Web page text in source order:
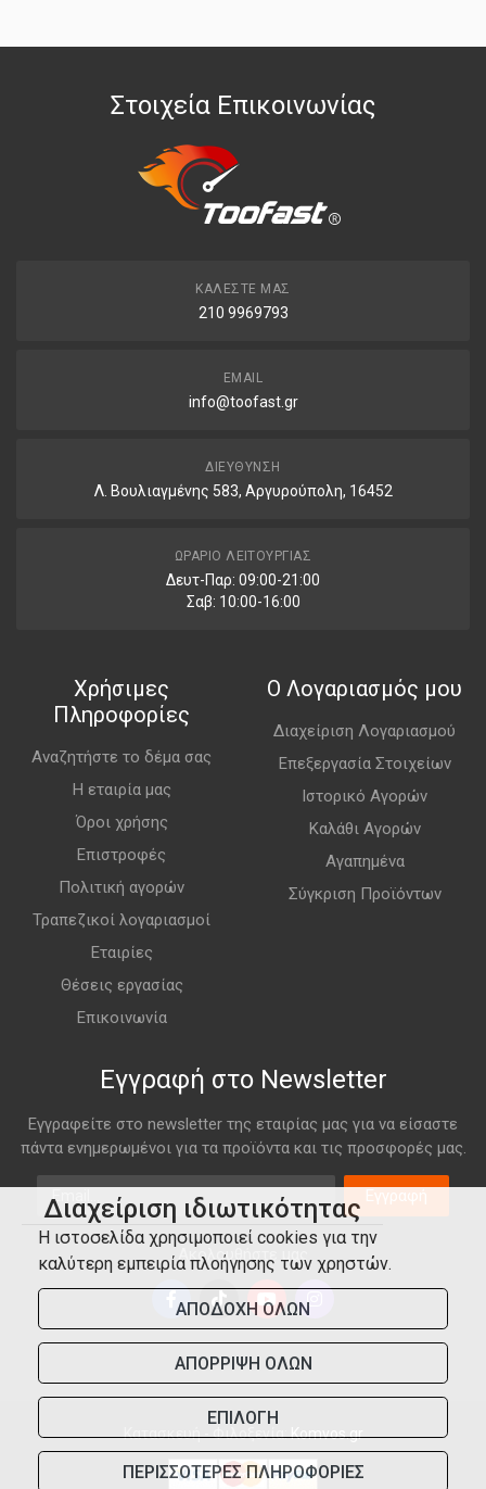
Στοιχεία Επικοινωνίας
ΚΑΛΈΣΤΕ ΜΑΣ
210 9969793
EMAIL
info@toofast.gr
ΔΙΕΎΘΥΝΣΗ
Λ. Βουλιαγμένης 583, Αργυρούπολη, 16452
ΩΡΆΡΙΟ ΛΕΙΤΟΥΡΓΊΑΣ
Δευτ-Παρ: 09:00-21:00
Σαβ: 10:00-16:00
Χρήσιμες
Πληροφορίες
Αναζητήστε το δέμα σας
Η εταιρία μας
Όροι χρήσης
Επιστροφές
Πολιτική αγορών
Τραπεζικοί λογαριασμοί
Εταιρίες
Θέσεις εργασίας
Επικοινωνία
Ο Λογαριασμός μου
Διαχείριση Λογαριασμού
Επεξεργασία Στοιχείων
Ιστορικό Αγορών
Καλάθι Αγορών
Αγαπημένα
Σύγκριση Προϊόντων
Εγγραφή στο Newsletter
Εγγραφείτε στο newsletter της εταιρίας μας για να είσαστε
πάντα ενημερωμένοι για τα προϊόντα και τις προσφορές μας.
Email
Εγγραφή
Ακολουθήστε μας
Κατασκευή - Φιλοξενία:Komvos.gr
Διαχείριση ιδιωτικότητας
Η ιστοσελίδα χρησιμοποιεί cookies για την
καλύτερη εμπειρία πλοήγησης των χρηστών.
ΑΠΟΔΟΧΗ ΟΛΩΝ
ΑΠΟΡΡΙΨΗ ΟΛΩΝ
ΕΠΙΛΟΓΗ
ΠΕΡΙΣΣΟΤΕΡΕΣ ΠΛΗΡΟΦΟΡΙΕΣ